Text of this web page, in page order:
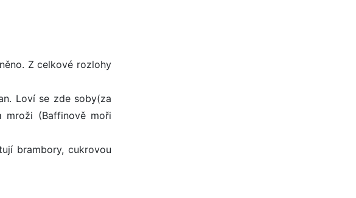
Z celkové rozlohy
Loví se zde soby(za
mroži (Baffinově moři
brambory, cukrovou